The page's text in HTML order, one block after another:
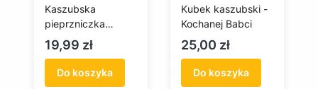
Kaszubska
pieprzniczka
porcelana Lubiana
(Jastra)
Cena
19,99 zł
Do koszyka
Kubek kaszubski -
Kochanej Babci
Cena
25,00 zł
Do koszyka